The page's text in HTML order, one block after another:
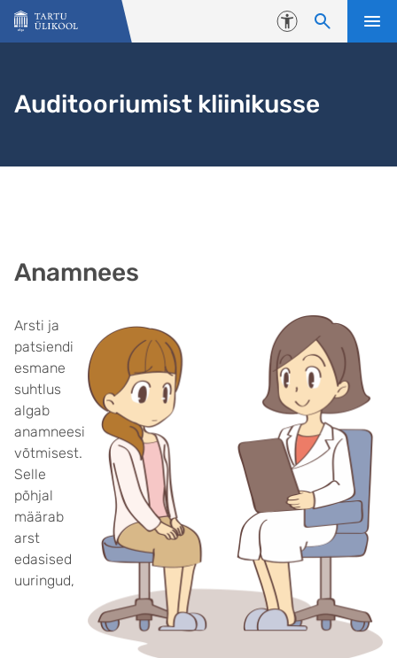
Liigu edasi põhisisu juurde
Juurdepääsetavus
Auditooriumist kliinikusse
Anamnees
Arsti ja
patsiendi
esmane
suhtlus
algab
anamneesi
võtmisest.
Selle
põhjal
määrab
arst
edasised
uuringud,